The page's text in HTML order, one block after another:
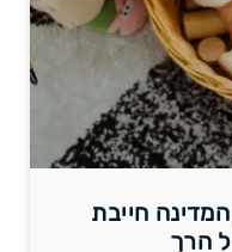
חייבת
הרך